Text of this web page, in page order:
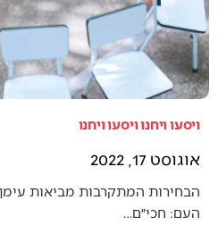
ויסעו ויחנו ויסעו ויחנו
אוגוסט 17, 2022
הבחירות המתקרבות מביאות
העם: חכי״ם…